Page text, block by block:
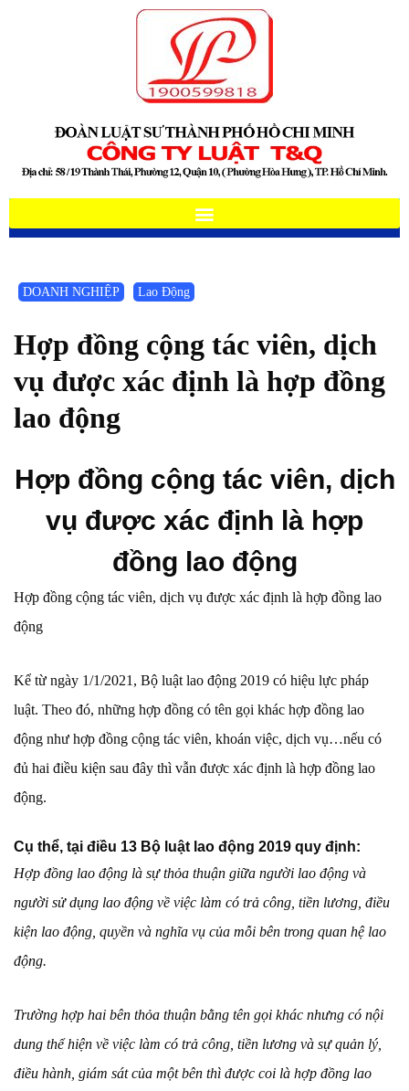
DOANH NGHIỆP Lao Động
Hợp đồng cộng tác viên, dịch
vụ được xác định là hợp đồng
lao động
Hợp đồng cộng tác viên, dịch
vụ được xác định là hợp
đồng lao động
Hợp đồng cộng tác viên, dịch vụ được xác định là hợp đồng lao
động
Kể từ ngày 1/1/2021, Bộ luật lao động 2019 có hiệu lực pháp
luật. Theo đó, những hợp đồng có tên gọi khác hợp đồng lao
động như hợp đồng cộng tác viên, khoán việc, dịch vụ…nếu có
đủ hai điều kiện sau đây thì vẫn được xác định là hợp đồng lao
động.
Cụ thể, tại điều 13 Bộ luật lao động 2019 quy định:
Hợp đồng lao động là sự thỏa thuận giữa người lao động và
người sử dụng lao động về việc làm có trả công, tiền lương, điều
kiện lao động, quyền và nghĩa vụ của mỗi bên trong quan hệ lao
động.
Trường hợp hai bên thỏa thuận bằng tên gọi khác nhưng có nội
dung thể hiện về việc làm có trả công, tiền lương và sự quản lý,
điều hành, giám sát của một bên thì được coi là hợp đồng lao